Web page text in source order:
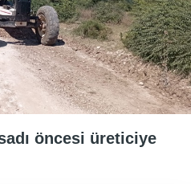
öncesi üreticiye